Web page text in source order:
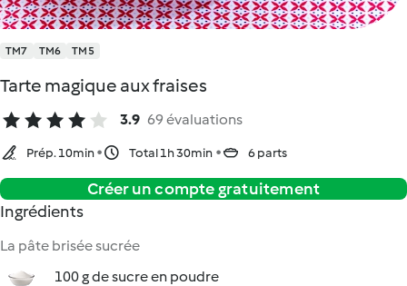
TM7 TM6 TM5
Tarte magique aux fraises
3.9 69 évaluations
Prép. 10min Total 1h 30min 6 parts
Créer un compte gratuitement
Ingrédients
La pâte brisée sucrée
100 g de sucre en poudre